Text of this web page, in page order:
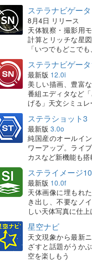
ステラナビゲー
8月4日 リリース
天体観察・撮影用
計算とリッチな星
「いつでもどこで
ステラナビゲー
最新版 12.0i
美しい描画、豊富
番組エディタなど
げる」天文シミュレ
ステラショット3
最新版 3.0o
純国産のオールイ
ワーアップ。ライ
カスなど新機能も搭
ステライメージ10
最新版 10.0f
天体画像に埋もれ
き出し、不要なノ
しい天体写真に仕上
星空ナビ
天文現象から最新
ざすと話題がうか
空を楽しもう